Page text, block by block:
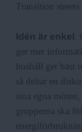
Transition
Idén är enkel .
ger mer
hushåll ger bäst
så deltar en
sina egna
grupperna ska